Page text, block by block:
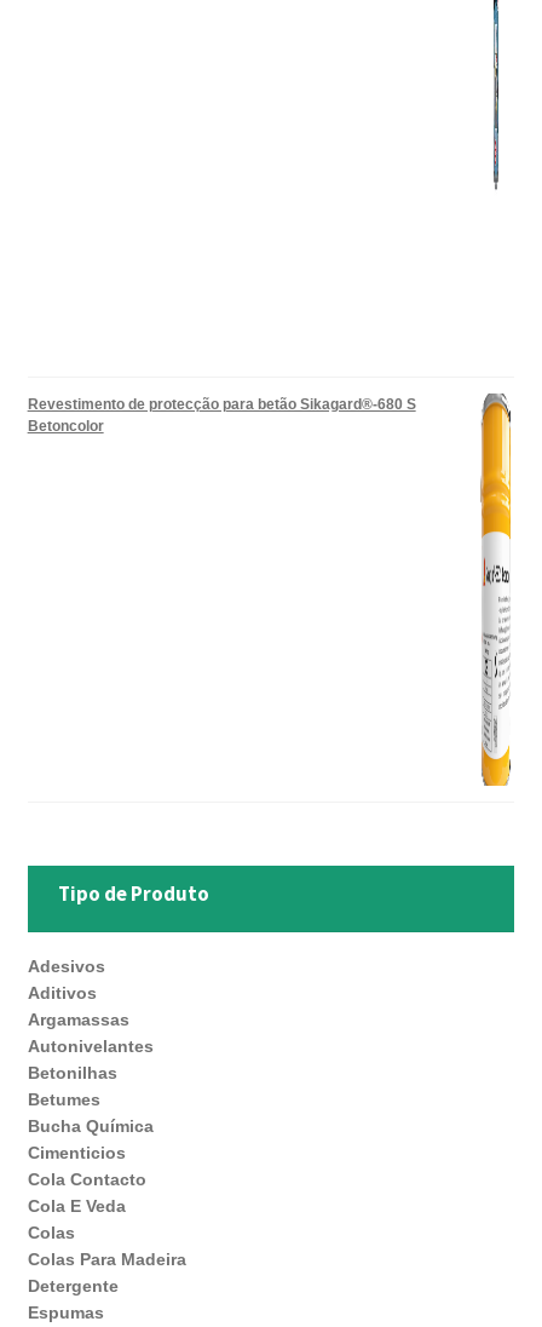
Revestimento de protecção para betão Sikagard®-680 S
Betoncolor
Tipo de Produto
Adesivos
Aditivos
Argamassas
Autonivelantes
Betonilhas
Betumes
Bucha Química
Cimenticios
Cola Contacto
Cola E Veda
Colas
Colas Para Madeira
Detergente
Espumas